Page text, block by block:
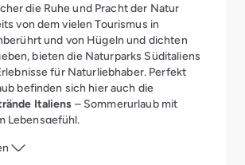
die Ruhe und Pracht der Natur
von dem vielen Tourismus in
und von Hügeln und dichten
bieten die Naturparks Süditaliens
für Naturliebhaber. Perfekt
befinden sich hier auch die
Italiens – Sommerurlaub mit
Lebensgefühl.